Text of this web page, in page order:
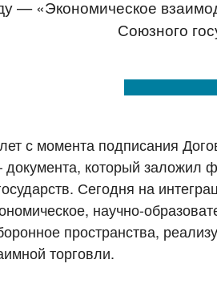
«Экономическое
Союзного
с момента подписания
который заложил
Сегодня на
научно-
пространства,
торговли.